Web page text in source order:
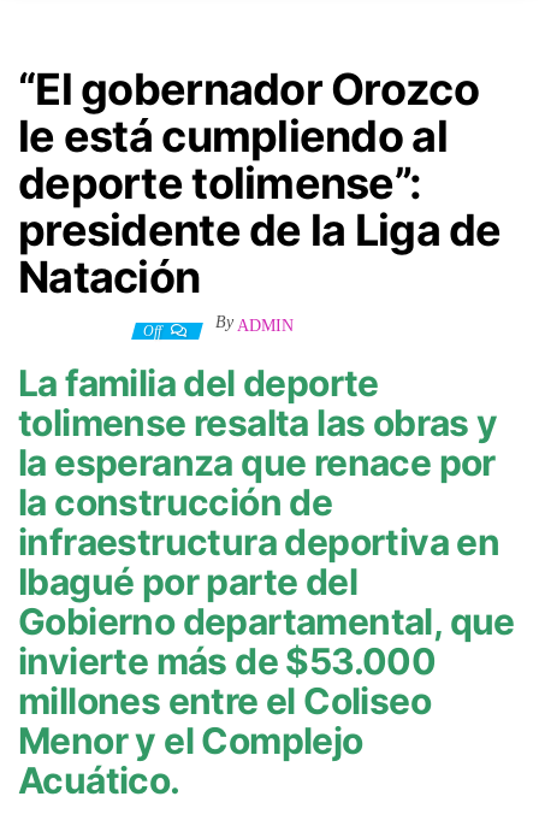
“El gobernador Orozco
le está cumpliendo al
deporte tolimense”:
presidente de la Liga de
Natación
Off By ADMIN
La familia del deporte
tolimense resalta las obras y
la esperanza que renace por
la construcción de
infraestructura deportiva en
Ibagué por parte del
Gobierno departamental, que
invierte más de $53.000
millones entre el Coliseo
Menor y el Complejo
Acuático.